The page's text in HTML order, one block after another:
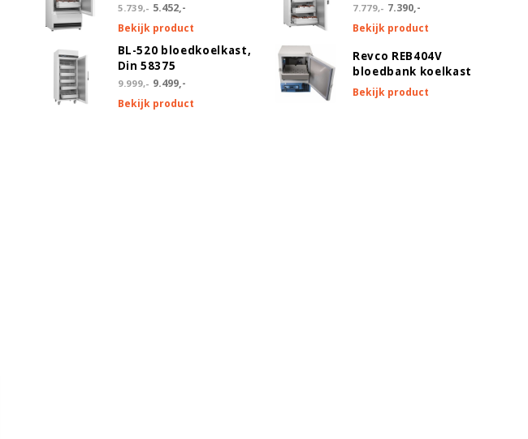
5.739,- 5.452,-
Bekijk product
7.779,- 7.390,-
Bekijk product
BL-520 bloedkoelkast,
Din 58375
9.999,- 9.499,-
Bekijk product
Revco REB404V
bloedbank koelkast
Bekijk product